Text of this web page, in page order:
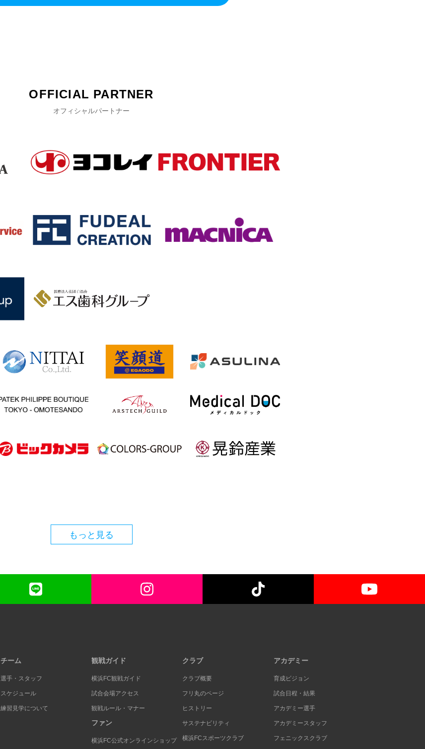
OFFICIAL PARTNER
オフィシャルパートナー
もっと見る
チーム
選手・スタッフ
スケジュール
練習見学について
観戦ガイド
横浜FC観戦ガイド
試合会場アクセス
観戦ルール・マナー
ファン
横浜FC公式オンラインショップ
クラブ
クラブ概要
フリ丸のページ
ヒストリー
サステナビリティ
横浜FCスポーツクラブ
アカデミー
育成ビジョン
試合日程・結果
アカデミー選手
アカデミースタッフ
フェニックスクラブ